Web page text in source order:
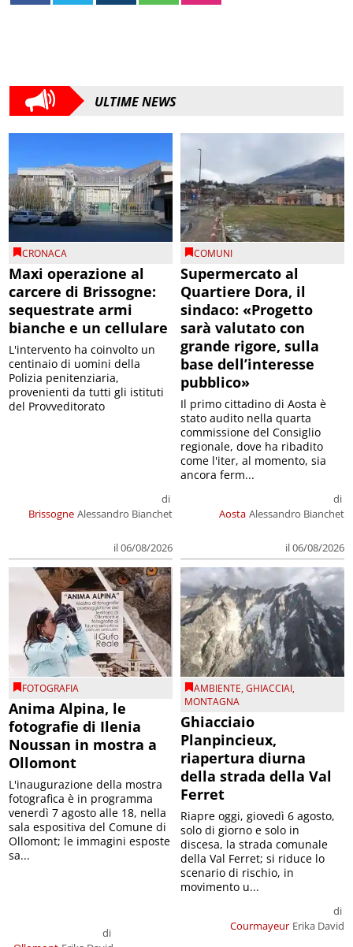
ULTIME NEWS
CRONACA
Maxi operazione al
carcere di Brissogne:
sequestrate armi
bianche e un cellulare
Brissogne
di
Alessandro Bianchet
il 06/08/2026
L'intervento ha coinvolto un
centinaio di uomini della
Polizia penitenziaria,
provenienti da tutti gli istituti
del Provveditorato
COMUNI
Supermercato al
Quartiere Dora, il
sindaco: «Progetto
sarà valutato con
grande rigore, sulla
base dell’interesse
pubblico»
Aosta
di
Alessandro Bianchet
il 06/08/2026
Il primo cittadino di Aosta è
stato audito nella quarta
commissione del Consiglio
regionale, dove ha ribadito
come l'iter, al momento, sia
ancora ferm...
FOTOGRAFIA
Anima Alpina, le
fotografie di Ilenia
Noussan in mostra a
Ollomont
di
L'inaugurazione della mostra
fotografica è in programma
venerdì 7 agosto alle 18, nella
sala espositiva del Comune di
Ollomont; le immagini esposte
sa...
AMBIENTE,GHIACCIAI,
MONTAGNA
Ghiacciaio
Planpincieux,
riapertura diurna
della strada della Val
Ferret
Courmayeur
di
Erika David
Riapre oggi, giovedì 6 agosto,
solo di giorno e solo in
discesa, la strada comunale
della Val Ferret; si riduce lo
scenario di rischio, in
movimento u...